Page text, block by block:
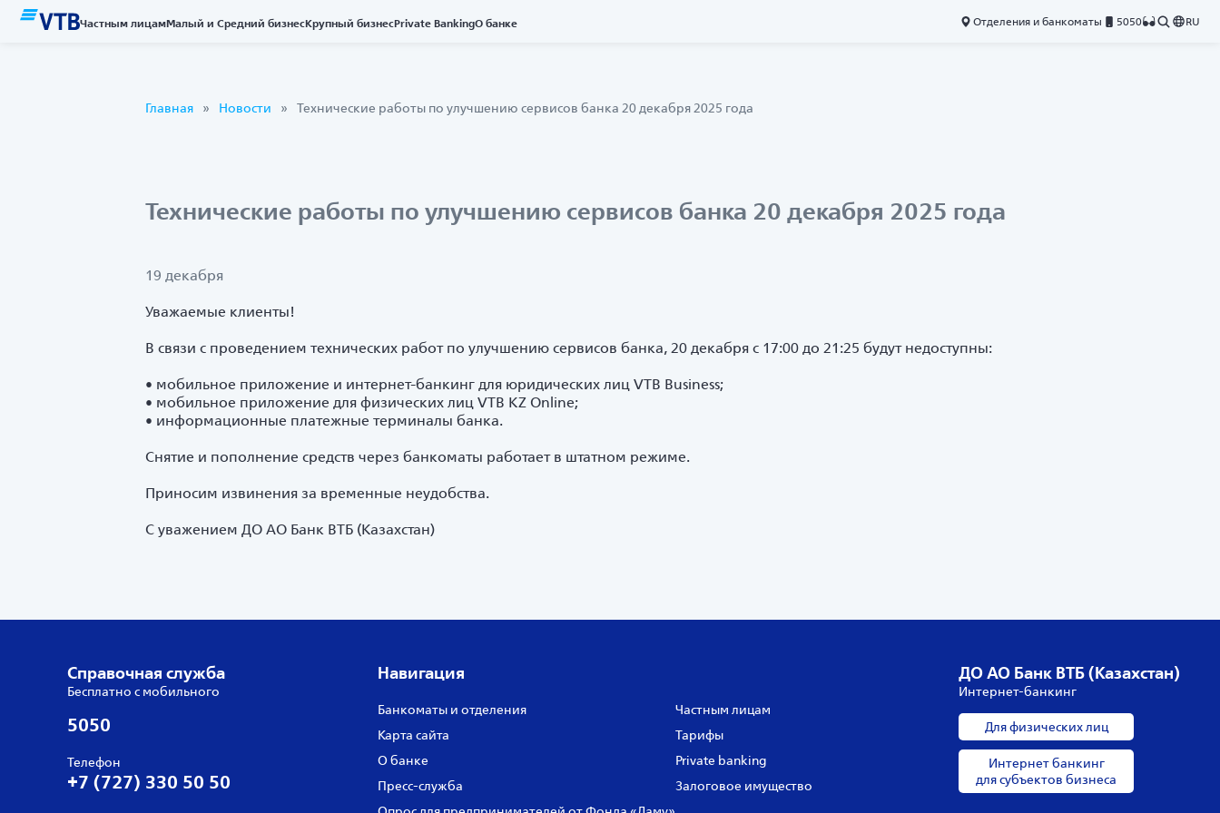
Частным лицамМалый и Средний бизнесКрупный бизнесPrivate BankingО банке Отделения и банкоматы 5050 RU
Главная Новости Технические работы по улучшению сервисов банка 20 декабря 2025 года
Технические работы по улучшению сервисов банка 20 декабря 2025 года
19 декабря
Уважаемые клиенты!
В связи с проведением технических работ по улучшению сервисов банка, 20 декабря с 17:00 до 21:25 будут недоступны:
• мобильное приложение и интернет-банкинг для юридических лиц VTB Business;
• мобильное приложение для физических лиц VTB KZ Online;
• информационные платежные терминалы банка.
Снятие и пополнение средств через банкоматы работает в штатном режиме.
Приносим извинения за временные неудобства.
С уважением ДО АО Банк ВТБ (Казахстан)
Справочная служба
Бесплатно с мобильного
5050
Телефон
+7 (727) 330 50 50
Навигация
Банкоматы и отделения
Карта сайта
О банке
Пресс‑служба
Частным лицам
Тарифы
Private banking
Залоговое имущество
ДО АО Банк ВТБ (Казахстан)
Интернет-банкинг
Для физических лиц
Интернет банкинг
для субъектов бизнеса